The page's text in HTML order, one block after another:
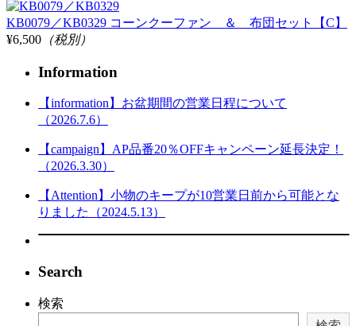
KB0079／KB0329 コーンクーファン ＆ 布団セット【C】
¥6,500 （税別）
Information
【information】お盆期間の営業日程について
（2026.7.6）
【campaign】AP品番20％OFFキャンペーン延長決定！
（2026.3.30）
【Attention】小物のキープが10営業日前から可能とな
りました（2024.5.13）
Search
検索